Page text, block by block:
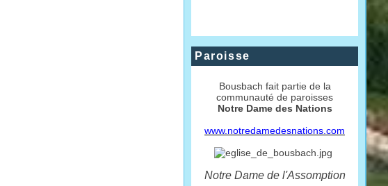
Paroisse
Bousbach fait partie de la
communauté de paroisses
Notre Dame des Nations
www.notredamedesnations.com
Notre Dame de l'Assomption